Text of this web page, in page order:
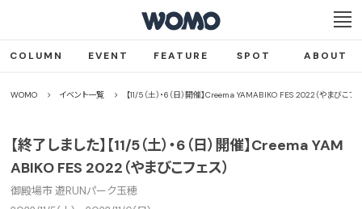
COLUMN EVENT FEATURE SPOT ABOUT
WOMO イベント一覧 【11/5（土）・6（日）開催】Creema YAMABIKO FES 2022（やまびこフェ
【終了しました】【11/5（土）・6（日）開催】Creema YAM
ABIKO FES 2022（やまびこフェス）
御殿場市 遊RUNパーク玉穂